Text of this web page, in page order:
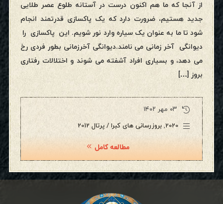
از آنجا که ما هم اکنون درست در آستانه طلوع عصر طلایی
جدید هستیم، ضرورت دارد که یک پاکسازی قدرتمند انجام
شود تا ما به عنوان یک سیاره وارد نور شویم. این پاکسازی را
دیوانگی آخر زمانی می نامند.دیوانگی آخرزمانی بطور فردی رخ
می دهد، و بسیاری افراد آشفته می شوند و اختلالات رفتاری
بروز […]
۰۳ مهر ۱۴۰۲
2020
, بروزرسانی های کبرا / پرتال 2012
مطالعه کامل